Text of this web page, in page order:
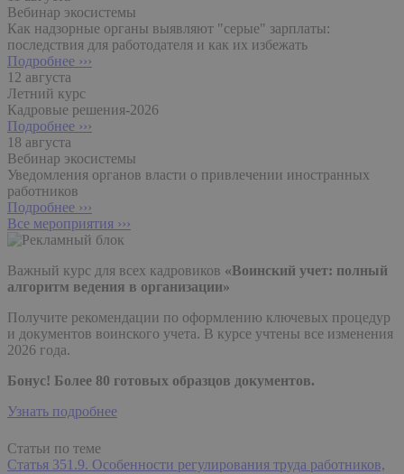
Вебинар экосистемы
Как надзорные органы выявляют "серые" зарплаты:
последствия для работодателя и как их избежать
Подробнее ›››
12 августа
Летний курс
Кадровые решения-2026
Подробнее ›››
18 августа
Вебинар экосистемы
Уведомления органов власти о привлечении иностранных
работников
Подробнее ›››
Все мероприятия ›››
Важный курс для всех кадровиков «Воинский учет: полный
алгоритм ведения в организации»
Получите рекомендации по оформлению ключевых процедур
и документов воинского учета. В курсе учтены все изменения
2026 года.
Бонус! Более 80 готовых образцов документов.
Узнать подробнее
Статьи по теме
Статья 351.9. Особенности регулирования труда работников,